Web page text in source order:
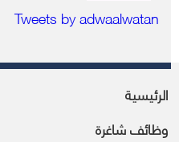
Tweets by adwaalwatan
الرئيسية
وظائف شاغرة